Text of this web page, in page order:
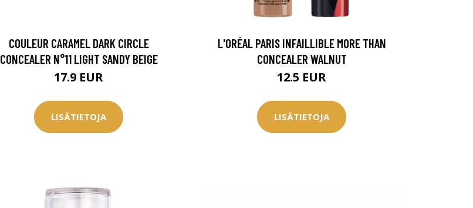
COULEUR CARAMEL DARK CIRCLE
CONCEALER N°11 LIGHT SANDY BEIGE
17.9 EUR
LISÄTIETOJA
L'ORÉAL PARIS INFAILLIBLE MORE THAN
CONCEALER WALNUT
12.5 EUR
LISÄTIETOJA